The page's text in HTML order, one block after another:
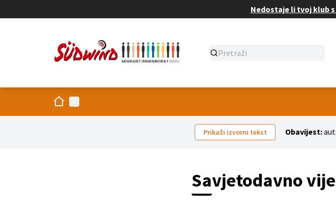
Nedostaje li tvoj klub s
DomGlavni izbornik
Prikaži izvorni tekst Obavijest:
Savjetodavno